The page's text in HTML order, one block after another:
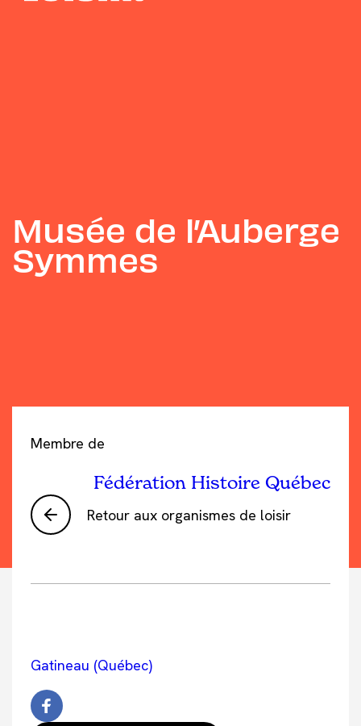
Musée de l’Auberge
Symmes
Retour aux organismes de loisir
Membre de
Fédération Histoire Québec
Gatineau (Québec)